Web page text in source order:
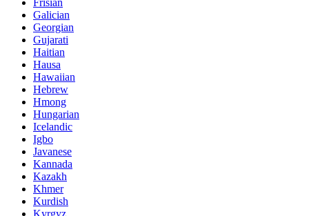
Galician
Georgian
Gujarati
Haitian
Hausa
Hawaiian
Hebrew
Hmong
Hungarian
Icelandic
Igbo
Javanese
Kannada
Kazakh
Khmer
Kurdish
Kyrgyz